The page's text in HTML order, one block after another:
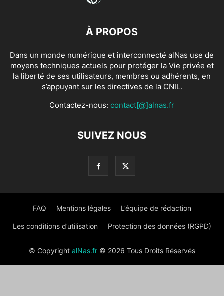
À PROPOS
Dans un monde numérique et interconnecté alNas use de
moyens techniques actuels pour protéger la Vie privée et
la liberté de ses utilisateurs, membres ou adhérents, en
s’appuyant sur les directives de la CNIL.
Contactez-nous: contact[@]alnas.fr
SUIVEZ NOUS
FAQ Mentions légales L’équipe de rédaction
Les conditions d’utilisation Protection des données (RGPD)
© Copyright alNas.fr© 2026 Tous Droits Réservés